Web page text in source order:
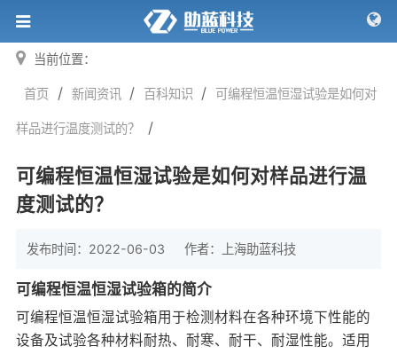
当前位置：
首页 / 新闻资讯 / 百科知识 / 可编程恒温恒湿试验是如何对
样品进行温度测试的？ /
可编程恒温恒湿试验是如何对样品进行温
度测试的？
发布时间：2022-06-03 作者： 上海助蓝科技
可编程恒温恒湿试验箱的简介
可编程恒温恒湿试验箱用于检测材料在各种环境下性能的
设备及试验各种材料耐热、耐寒、耐干、耐湿性能。适用